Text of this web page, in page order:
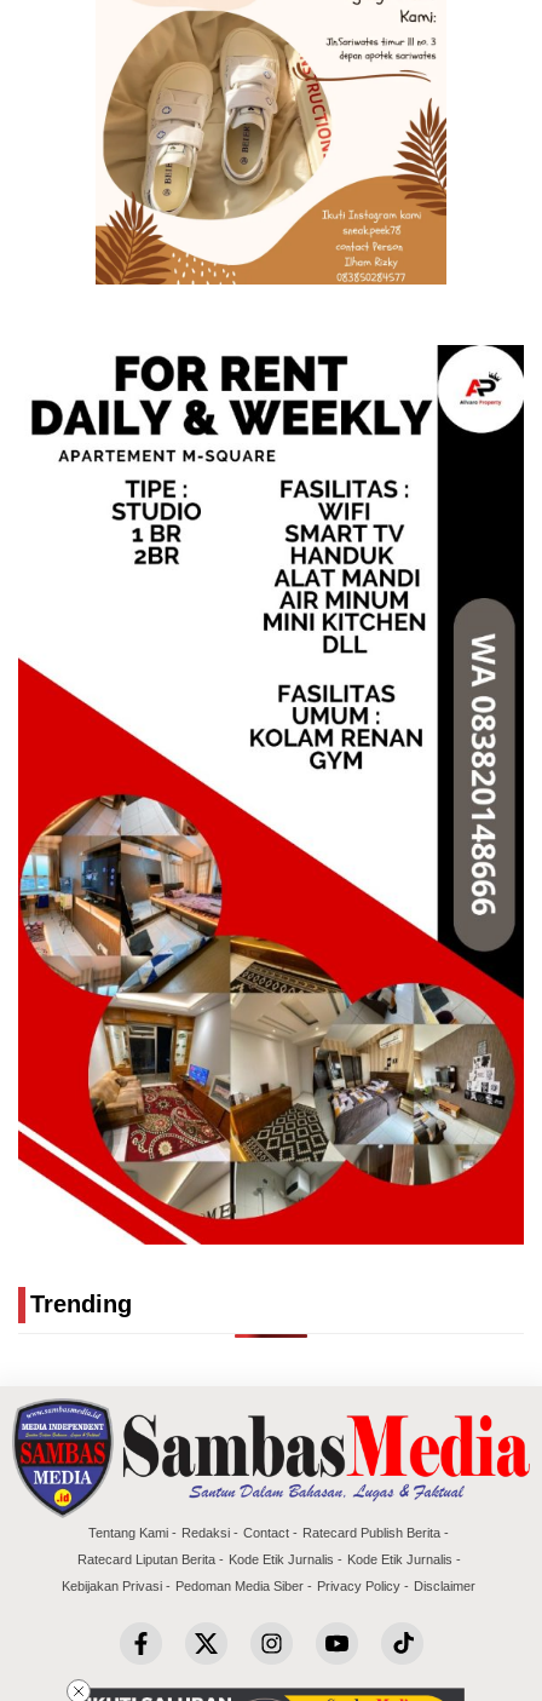
Trending
Tentang Kami Redaksi Contact
Ratecard Publish Berita
Ratecard Liputan Berita
Kode Etik Jurnalis
Kode Etik Jurnalis
Kebijakan Privasi
Pedoman Media Siber Privacy Policy Disclaimer
Copyright @2026 Sambas Media